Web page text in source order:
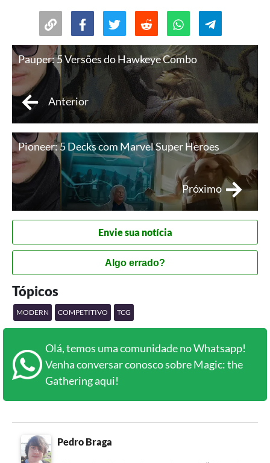
Pauper: 5 Versões do Hawkeye Combo
Anterior
Pioneer: 5 Decks com Marvel Super Heroes
Próximo
Envie sua notícia
Algo errado?
Tópicos
MODERN COMPETITIVO TCG
Olá, temos uma comunidade no Whatsapp!
Venha conversar conosco sobre Magic: the
Gathering aqui!
Pedro Braga